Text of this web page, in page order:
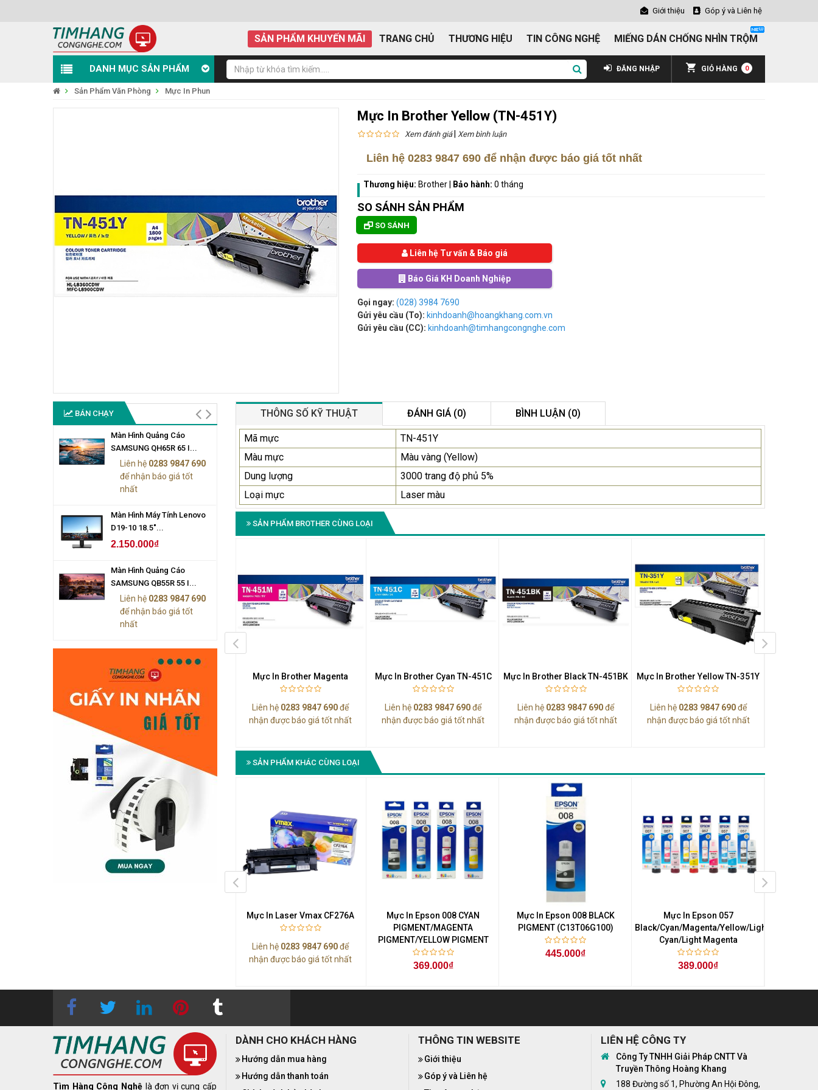
Giới thiệu Góp ý và Liên hệ
SẢN PHẨM KHUYẾN MÃI TRANG CHỦ THƯƠNG HIỆU TIN CÔNG NGHỆ MIẾNG DÁN CHỐNG NHÌN TRỘM
DANH MỤC SẢN PHẨM GIỎ HÀNG 0
ĐĂNG NHẬP
Sản Phẩm Văn Phòng Mực In Phun
Mực In Brother Yellow (TN-451Y)
Xem đánh giá| Xem bình luận
Liên hệ 0283 9847 690 để nhận được báo giá tốt nhất
Thương hiệu: Brother Bảo hành: 0 tháng
SO SÁNH SẢN PHẨM
SO SÁNH
Liên hệ Tư vấn & Báo giá
Báo Giá KH Doanh Nghiệp
Gọi ngay: (028) 3984 7690
Gửi yêu cầu (To): kinhdoanh@hoangkhang.com.vn
Gửi yêu cầu (CC): kinhdoanh@timhangcongnghe.com
BÁN CHẠY
Màn Hình Quảng Cáo
SAMSUNG QH65R 65 I...
Liên hệ 0283 9847 690
để nhận báo giá tốt
nhất
Màn Hình Máy Tính Lenovo
D19-10 18.5"...
2.150.000₫
Màn Hình Quảng Cáo
SAMSUNG QB55R 55 I...
Liên hệ 0283 9847 690
để nhận báo giá tốt
nhất
Màn Hình Quảng Cáo
SAMSUNG QH65R 65 I...
Liên hệ0283 9847 690
để nhận báo giá tốt
nhất
SAMSUNG QB55R 55 I...
Liên hệ0283 9847 690
để nhận báo giá tốt
THÔNG SỐ KỸ THUẬT ĐÁNH GIÁ (0) BÌNH LUẬN (0)
Mã mực
TN-451Y
Màu mực
Màu vàng (Yellow)
Dung lượng
3000 trang độ phủ 5%
Loại mực
Laser màu
SẢN PHẨM BROTHER CÙNG LOẠI
0283 9847 690để
được báo giá tốt nhất
Mực In Brother Magenta TN-
240M
Liên hệ0283 9847 690
nhận được báo giá tốt nhất
Mực In Brother Magenta
Liên hệ 0283 9847 690để
nhận được báo giá tốt nhất
Mực In Brother Cyan TN-451C
Liên hệ 0283 9847 690để
nhận được báo giá tốt nhất
Mực In Brother Black TN-451BK
Liên hệ 0283 9847 690để
nhận được báo giá tốt nhất
Mực In Brother Yellow TN-351Y
Liên hệ 0283 9847 690để
nhận được báo giá tốt nhất
SẢN PHẨM KHÁC CÙNG LOẠI
Mực In Laser Vmax CF276A
Liên hệ 0283 9847 690để
nhận được báo giá tốt nhất
Mực In Epson 008 CYAN
PIGMENT/MAGENTA
PIGMENT/YELLOW PIGMENT
369.000₫
Mực In Epson 008 BLACK
PIGMENT (C13T06G100)
445.000₫
Mực In Epson 057
Black/Cyan/Magenta/Yellow/Light
Cyan/Light Magenta
389.000₫
Tìm Hàng Công Nghệ là đơn vị cung cấp
DÀNH CHO KHÁCH HÀNG
Hướng dẫn mua hàng
Hướng dẫn thanh toán
THÔNG TIN WEBSITE
Giới thiệu
Góp ý và Liên hệ
LIÊN HỆ CÔNG TY
Công Ty TNHH Giải Pháp CNTT Và
Truyền Thông Hoàng Khang
188 Đường số 1, Phường An Hội Đông,